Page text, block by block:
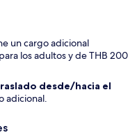
un cargo adicional
los adultos y de THB 200
desde/hacia el
adicional.